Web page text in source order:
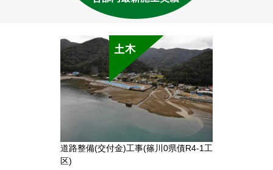
道路整備(交付金)工事(篠川0県債R4-1工
区)